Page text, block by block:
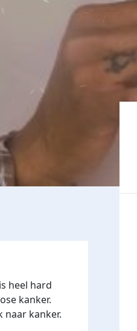
heel hard
kanker.
naar kanker.